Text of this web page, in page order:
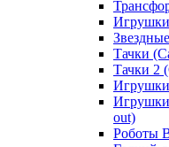
Игрушки
Тачки
Тачки 2
Игрушки
out)
Роботы